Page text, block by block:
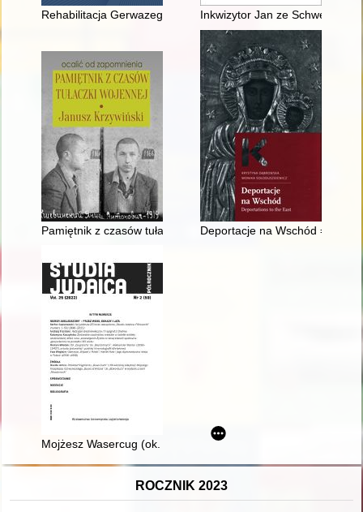
Rehabilitacja Gerwazego RębajłyInkwizytor Jan ze
Pamiętnik z czasów tułaczki wojennejDeportacje na Wschód =
Mojżesz Wasercug (ok. 1760-1832) i jego pamiętnik -
ROCZNIK 2023